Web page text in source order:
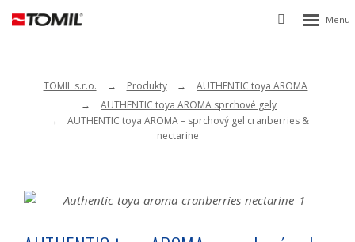
Vyhledávání
Rozbalení
TOMIL s.r.o. Produkty
AUTHENTIC toya AROMA
AUTHENTIC toya AROMA sprchové gely
AUTHENTIC toya AROMA – sprchový gel cranberries &
nectarine